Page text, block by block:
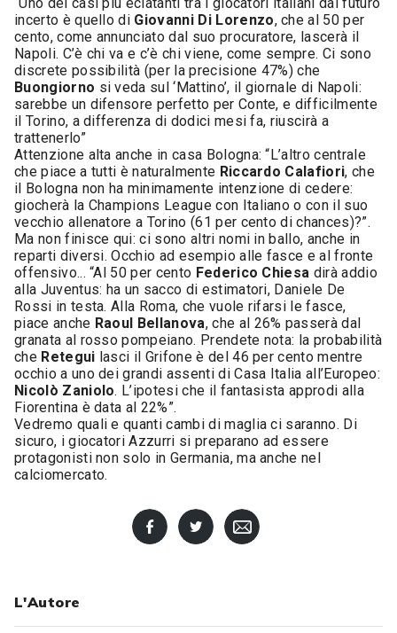
incerto è quello di Giovanni Di Lorenzo, che al 50 per
cento, come annunciato dal suo procuratore, lascerà il
Napoli. C’è chi va e c’è chi viene, come sempre. Ci sono
discrete possibilità (per la precisione 47%) che
Buongiorno si veda sul ‘Mattino’, il giornale di Napoli:
sarebbe un difensore perfetto per Conte, e difficilmente
il Torino, a differenza di dodici mesi fa, riuscirà a
trattenerlo”
Attenzione alta anche in casa Bologna: “L’altro centrale
che piace a tutti è naturalmente Riccardo Calafiori, che
il Bologna non ha minimamente intenzione di cedere:
giocherà la Champions League con Italiano o con il suo
vecchio allenatore a Torino (61 per cento di chances)?”.
Ma non finisce qui: ci sono altri nomi in ballo, anche in
reparti diversi. Occhio ad esempio alle fasce e al fronte
offensivo... “Al 50 per cento Federico Chiesa dirà addio
alla Juventus: ha un sacco di estimatori, Daniele De
Rossi in testa. Alla Roma, che vuole rifarsi le fasce,
piace anche Raoul Bellanova, che al 26% passerà dal
granata al rosso pompeiano. Prendete nota: la probabilità
che Retegui lasci il Grifone è del 46 per cento mentre
occhio a uno dei grandi assenti di Casa Italia all’Europeo:
Nicolò Zaniolo. L’ipotesi che il fantasista approdi alla
Fiorentina è data al 22%”.
Vedremo quali e quanti cambi di maglia ci saranno. Di
sicuro, i giocatori Azzurri si preparano ad essere
protagonisti non solo in Germania, ma anche nel
calciomercato.
L'Autore